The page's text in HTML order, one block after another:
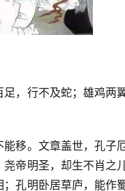
，行不及蛇；雄鸡
移。文章盖世，孔
帝明圣，却生不肖
孔明卧居草庐，能